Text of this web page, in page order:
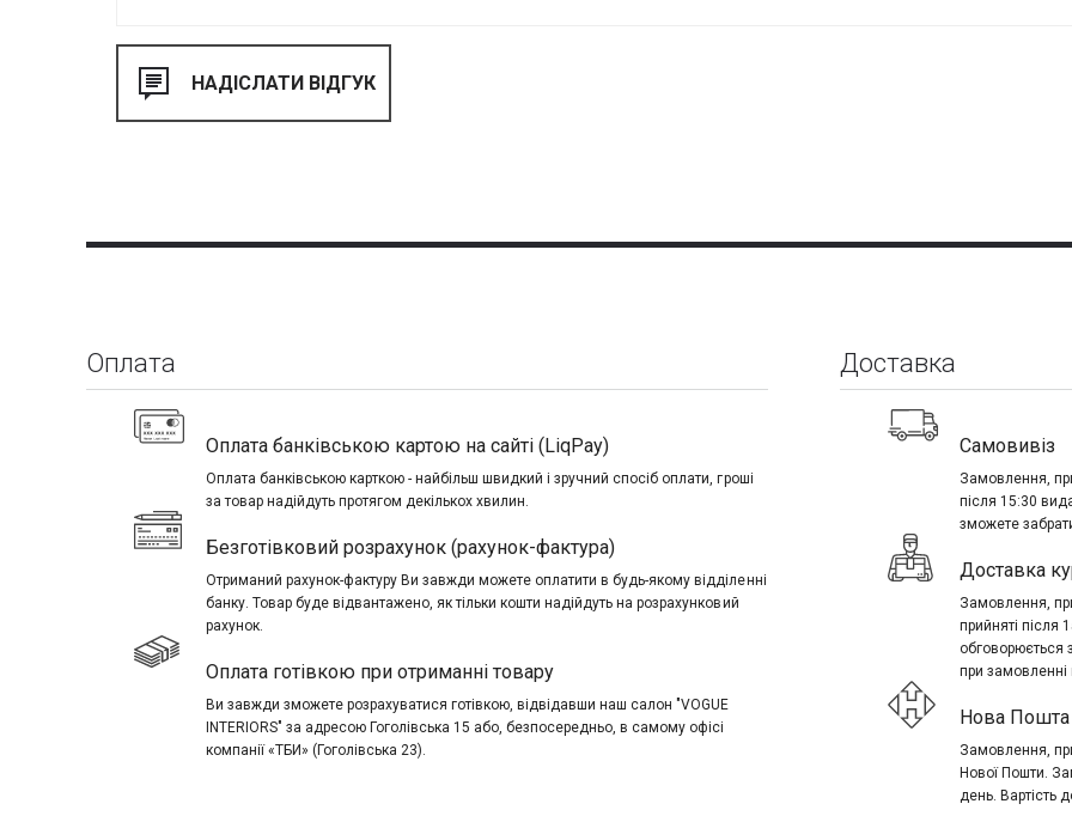
Оплата
Оплата банківською картою на сайті (LiqPay)
Оплата банківською карткою - найбільш швидкий і зручний спосіб оплати, гроші
за товар надійдуть протягом декількох хвилин.
Безготівковий розрахунок (рахунок-фактура)
Отриманий рахунок-фактуру Ви завжди можете оплатити в будь-якому відділенні
банку. Товар буде відвантажено, як тільки кошти надійдуть на розрахунковий
рахунок.
Оплата готівкою при отриманні товару
Ви завжди зможете розрахуватися готівкою, відвідавши наш салон "VOGUE
INTERIORS" за адресою Гоголівська 15 або, безпосередньо, в самому офісі
компанії «ТБИ» (Гоголівська 23).
Доставка
Самовивіз
Замовлення,
після 15:30
зможете
Доставка
Замовлення,
прийняті після
обговорюється
при замовленні
Нова Пошта
Замовлення,
Нової Пошти.
день. Вартість